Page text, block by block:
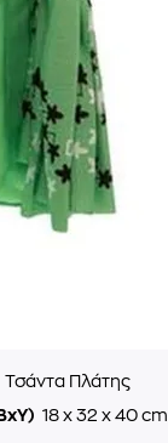
Τσάντα Πλάτης
18 x 32 x 40 cm